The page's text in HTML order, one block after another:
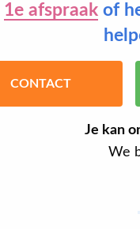
1e afspraak of
CONTACT
Je kan
We